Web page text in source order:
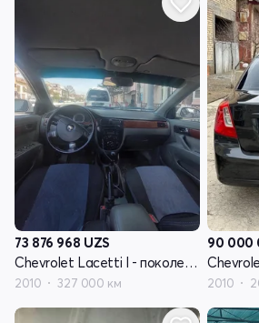
73 876 968 UZS
Chevrolet Lacetti I - поколение
2010 327 000 км
90 000
2010